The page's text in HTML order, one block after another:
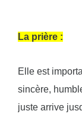
La prière :
Elle est
sincère,
juste arrive